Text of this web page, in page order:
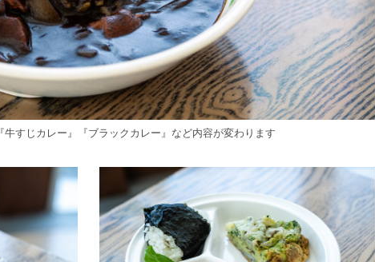
牛すじカレー』『ブラックカレー』など内容が変わります